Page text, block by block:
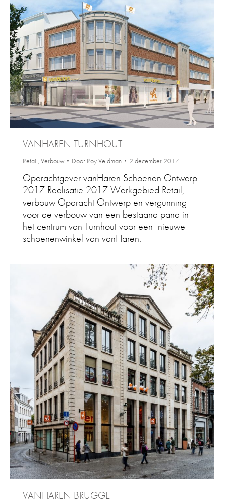
VANHAREN TURNHOUT
Retail, Verbouw Door Roy Veldman 2 december 2017
Opdrachtgever vanHaren Schoenen Ontwerp
2017 Realisatie 2017 Werkgebied Retail,
verbouw Opdracht Ontwerp en vergunning
voor de verbouw van een bestaand pand in
het centrum van Turnhout voor een nieuwe
schoenenwinkel van vanHaren.
VANHAREN BRUGGE